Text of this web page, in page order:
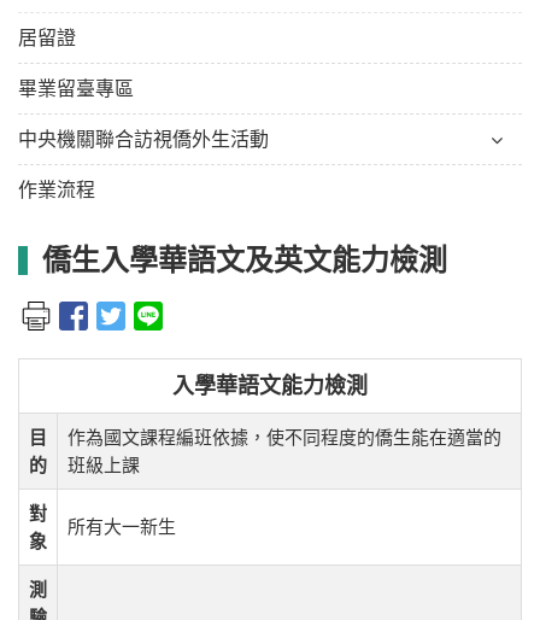
居留證
畢業留臺專區
中央機關聯合訪視僑外生活動
作業流程
僑生入學華語文及英文能力檢測
入學華語文能力檢測
目
的
作為國文課程編班依據，使不同程度的僑生能在適當的
班級上課
對
象
所有大一新生
測